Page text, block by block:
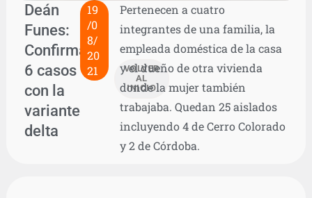
Deán
Funes:
Confirmaron
6 casos
con la
variante
delta
19
/0
8/
20
21
VOLVER
AL
INICIO
Pertenecen a cuatro
integrantes de una familia, la
empleada doméstica de la casa
y el dueño de otra vivienda
donde la mujer también
trabajaba. Quedan 25 aislados
incluyendo 4 de Cerro Colorado
y 2 de Córdoba.